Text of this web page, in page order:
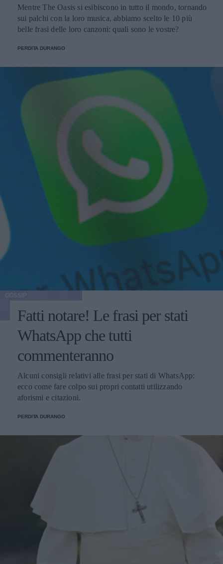
Mentre The Oasis si esibiscono in tutto il mondo, tornando
sui palchi con la loro musica, abbiamo scelto le 10 più
belle frasi delle loro canzoni: quali sono le vostre?
PERDITA DURANGO
Fatti notare! Le frasi per stati
WhatsApp che tutti
commenteranno
Alcuni consigli relativi alle frasi per stati di WhatsApp:
ecco come fare colpo sui propri contatti utilizzando
aforismi e citazioni.
PERDITA DURANGO